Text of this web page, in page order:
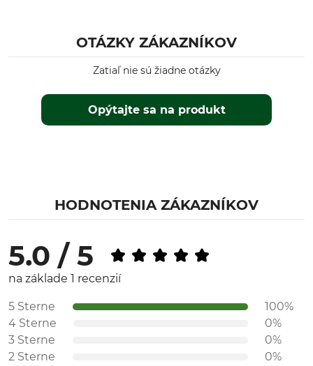
OTÁZKY ZÁKAZNÍKOV
Opýtajte sa na produkt
Zatiaľ nie sú žiadne otázky
HODNOTENIA ZÁKAZNÍKOV
5.0 / 5
na základe 1 recenzií
5 Sterne
100%
4 Sterne
0%
3 Sterne
0%
2 Sterne
0%